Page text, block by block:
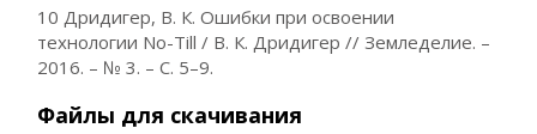
10 Дридигер, В. К. Ошибки при освоении
технологии No-Till / В. К. Дридигер // Земледелие. –
2016. – № 3. – С. 5–9.
Файлы для скачивания